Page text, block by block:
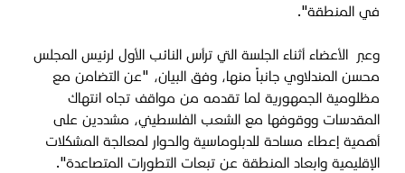
في المنطقة".
وعبر الأعضاء أثناء الجلسة التي ترأس النائب الأول لرئيس المجلس
محسن المندلاوي جانباً منها، وفق البيان، "عن التضامن مع
مظلومية الجمهورية لما تقدمه من مواقف تجاه انتهاك
المقدسات ووقوفها مع الشعب الفلسطيني، مشددين على
أهمية إعطاء مساحة للدبلوماسية والحوار لمعالجة المشكلات
الإقليمية وابعاد المنطقة عن تبعات التطورات المتصاعدة".